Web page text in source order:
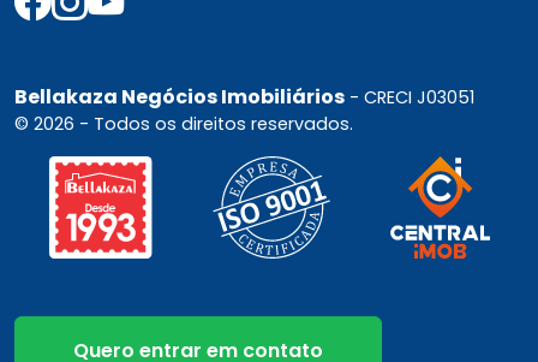
Bellakaza Negócios Imobiliários - CRECI J03051
© 2026 - Todos os direitos reservados.
Quero entrar em contato